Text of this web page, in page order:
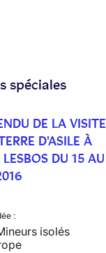
spéciales
DE LA VISITE
D'ASILE À
DU 15 AU
:
isolés